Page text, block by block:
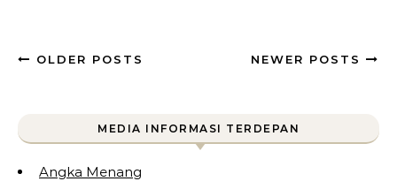
OLDER POSTS NEWER POSTS
MEDIA INFORMASI TERDEPAN
Angka Menang